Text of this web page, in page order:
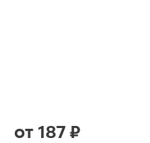
от 187 ₽